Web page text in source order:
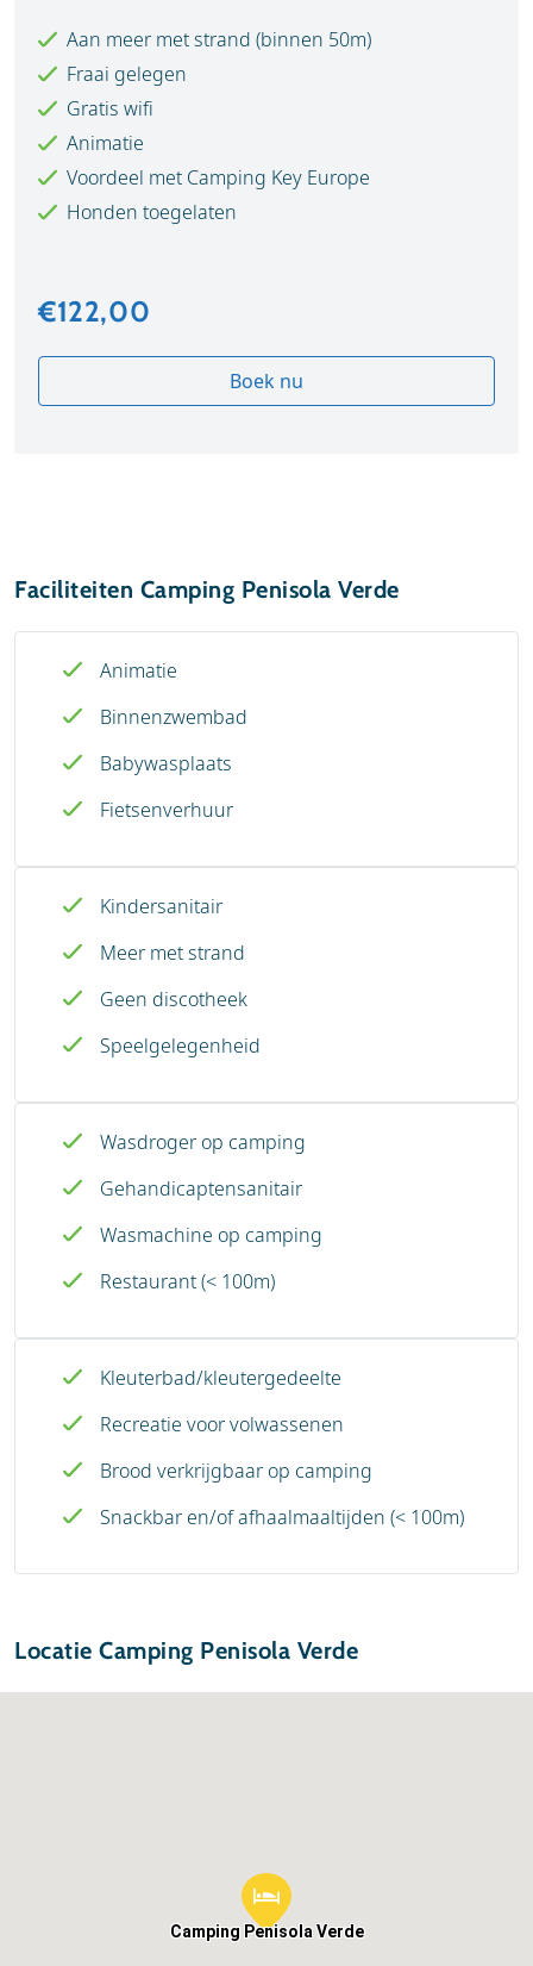
Aan meer met strand (binnen 50m)
Fraai gelegen
Gratis wifi
Animatie
Voordeel met Camping Key Europe
Honden toegelaten
€122,00
Boek nu
Faciliteiten Camping Penisola Verde
Animatie
Binnenzwembad
Babywasplaats
Fietsenverhuur
Kindersanitair
Meer met strand
Geen discotheek
Speelgelegenheid
Wasdroger op camping
Gehandicaptensanitair
Wasmachine op camping
Restaurant (< 100m)
Kleuterbad/kleutergedeelte
Recreatie voor volwassenen
Brood verkrijgbaar op camping
Snackbar en/of afhaalmaaltijden (< 100m)
Locatie Camping Penisola Verde
Camping Penisola Verde